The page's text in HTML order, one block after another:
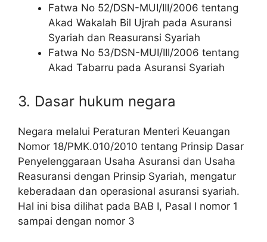
Fatwa No 52/DSN-MUI/III/2006 tentang
Akad Wakalah Bil Ujrah pada Asuransi
Syariah dan Reasuransi Syariah
Fatwa No 53/DSN-MUI/III/2006 tentang
Akad Tabarru pada Asuransi Syariah
3. Dasar hukum negara
Negara melalui Peraturan Menteri Keuangan
Nomor 18/PMK.010/2010 tentang Prinsip Dasar
Penyelenggaraan Usaha Asuransi dan Usaha
Reasuransi dengan Prinsip Syariah, mengatur
keberadaan dan operasional asuransi syariah.
Hal ini bisa dilihat pada BAB I, Pasal I nomor 1
sampai dengan nomor 3